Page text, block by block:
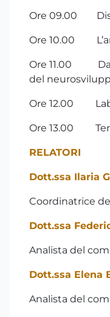
Ore 09.00
Ore 10.00
Ore 11.00
del
Ore 12.00
Ore 13.00
RELATORI
Dott.ssa Ilaria
Coordinatrice
Dott.ssa
Analista del
Dott.ssa Elena
Analista del